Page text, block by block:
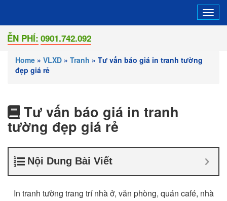
0901.742.092
Home » VLXD » Tranh » Tư vấn báo giá in tranh tường
đẹp giá rẻ
Tư vấn báo giá in tranh
tường đẹp giá rẻ
Nội Dung Bài Viết
In tranh tường trang trí nhà ở, văn phòng, quán café, nhà